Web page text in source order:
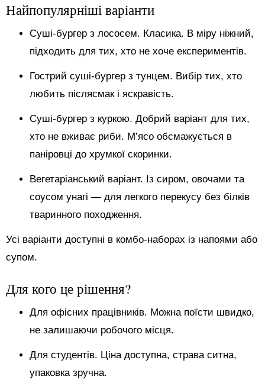
Найпопулярніші варіанти
Суші-бургер з лососем. Класика. В міру ніжний,
підходить для тих, хто не хоче експериментів.
Гострий суші-бургер з тунцем. Вибір тих, хто
любить післясмак і яскравість.
Суші-бургер з куркою. Добрий варіант для тих,
хто не вживає риби. М’ясо обсмажується в
паніровці до хрумкої скоринки.
Вегетаріанський варіант. Із сиром, овочами та
соусом унагі — для легкого перекусу без білків
тваринного походження.
Усі варіанти доступні в комбо-наборах із напоями або
супом.
Для кого це рішення?
Для офісних працівників. Можна поїсти швидко,
не залишаючи робочого місця.
Для студентів. Ціна доступна, страва ситна,
упаковка зручна.